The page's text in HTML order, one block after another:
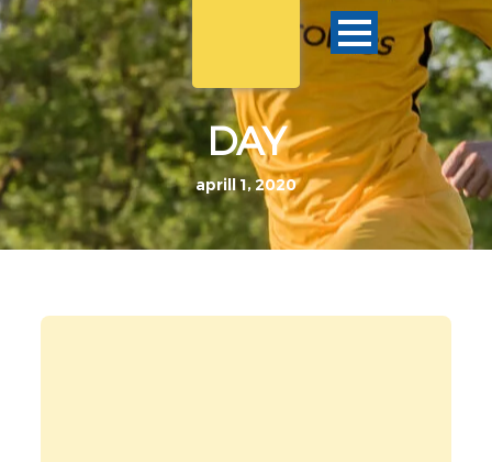
DAY
aprill 1, 2020